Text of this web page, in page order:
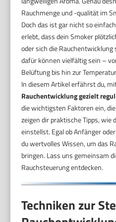
Rauchmenge und -qualität im
Doch das ist gar nicht so
erlebt, dass dein Smoker
oder sich die
dafür können vielfältig sein –
Belüftung bis hin zur
In diesem Artikel erfährst du,
Rauchentwicklung gezielt
die wichtigsten Faktoren ein,
zeigen dir praktische Tipps, wie
einstellst. Egal ob Anfänger
du wertvolles Wissen, um das
bringen. Lass uns gemeinsam
Rauchsteuerung entdecken.
Techniken zur